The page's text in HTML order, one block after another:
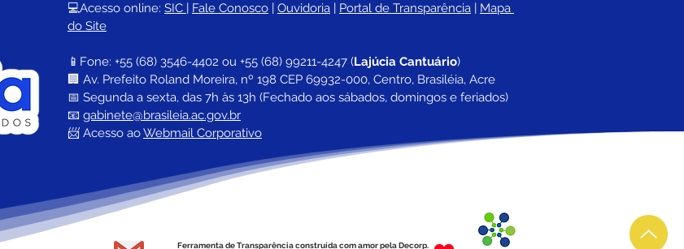
💻Acesso online: SIC | Fale Conosco | Ouvidoria | Portal de Transparência | Mapa
do Site
📱Fone: +55 (68) 3546-4402 ou +55 (68) 99211-4247 (Lajúcia Cantuário)
🏢 Av. Prefeito Roland Moreira, nº 198 CEP 69932-000, Centro, Brasiléia, Acre
📅 Segunda a sexta, das 7h às 13h (Fechado aos sábados, domingos e feriados)
📧 gabinete@brasileia.ac.gov.br
📨 Acesso ao Webmail Corporativo
Ferramenta de Transparência construída com amor pela Decorp.